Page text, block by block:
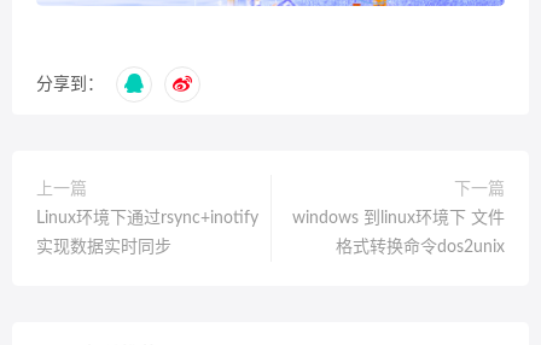
分享到：
上一篇
Linux环境下通过rsync+inotify
实现数据实时同步
下一篇
windows 到linux环境下 文件
格式转换命令dos2unix